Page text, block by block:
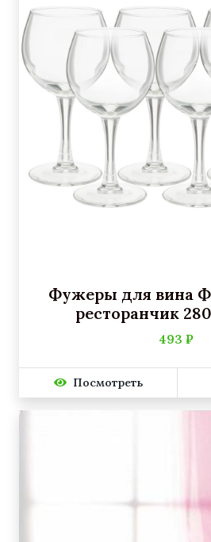
Фужеры для вина
ресторанчик
493 ₽
Посмотреть